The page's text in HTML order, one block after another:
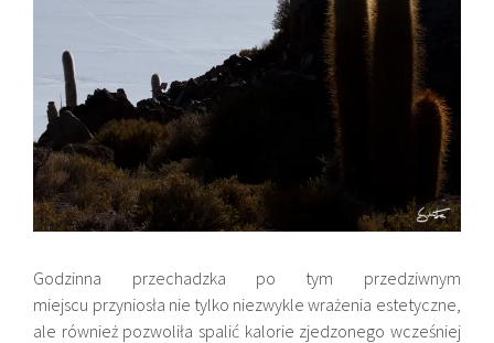
Godzinna przechadzka po tym przedziwnym
miejscu przyniosła nie tylko niezwykle wrażenia estetyczne,
ale również pozwoliła spalić kalorie zjedzonego wcześniej